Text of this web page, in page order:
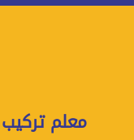
معلم تركيب فوم جدة ت: